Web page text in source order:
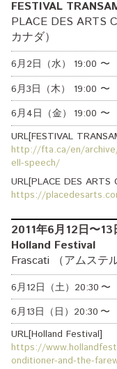
FESTIVAL
PLACE DES ARTS
カナダ）
6月2日（水） 19:00 〜
6月3日（木）
19:00 〜
6月4日（金）
19:00 〜
URL[FESTIVAL
http://fta.ca/en/
ell-speech/
URL[PLACE DES ARTS
https://
2011年6月12日〜13
Holland Festival
Frascati （アムステ
6月12日（土） 20:30 〜
6月13日（日） 20:30 〜
URL[Holland Festival]
https://
onditioner-and-the-